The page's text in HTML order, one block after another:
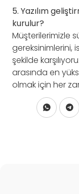
5. Yazılım
kurulur?
Müşterilerimizle
gereksinimlerini,
şekilde
arasında en
olmak için her